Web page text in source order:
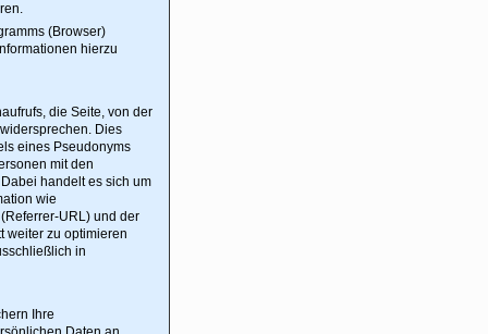
(Browser)
hierzu
die Seite, von der
Dies
eines Pseudonyms
mit den
handelt es sich um
wie
URL) und der
weiter zu optimieren
in
Ihre